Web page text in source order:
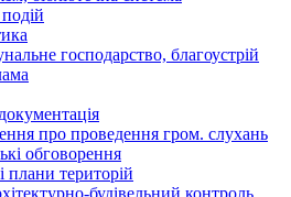
господарство, благоустрій
про проведення гром. слухань
обговорення
плани територій
будівельний контроль